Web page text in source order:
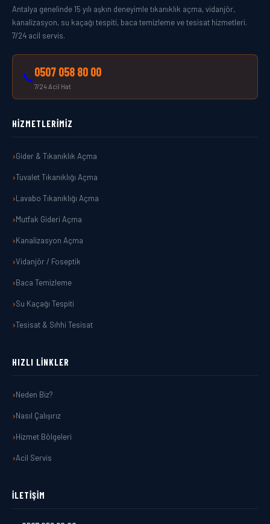
Antalya genelinde 15 yılı aşkın deneyimle tıkanıklık açma, vidanjör,
kanalizasyon, su kaçağı tespiti, baca temizleme ve tesisat hizmetleri.
7/24 acil servis.
📞0507 058 80 00
7/24 Acil Hat
HIZMETLERIMIZ
Gider & Tıkanıklık Açma
Tuvalet Tıkanıklığı Açma
Lavabo Tıkanıklığı Açma
Mutfak Gideri Açma
Kanalizasyon Açma
Vidanjör / Foseptik
Baca Temizleme
Su Kaçağı Tespiti
Tesisat & Sıhhi Tesisat
HIZLI LINKLER
Neden Biz?
Nasıl Çalışırız
Hizmet Bölgeleri
Acil Servis
İLETIŞIM